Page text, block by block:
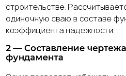
строительстве.
одиночную сваю в составе
коэффициента надежности.
2 — Составление
фундамента